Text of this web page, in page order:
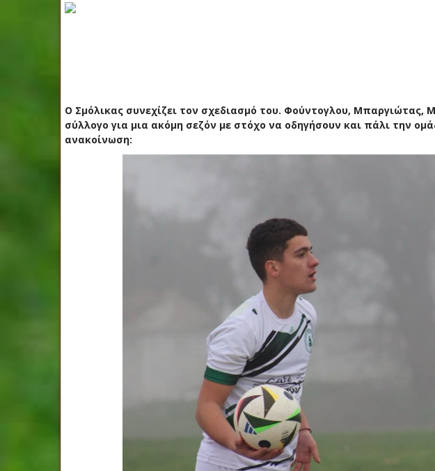
Ο Σμόλικας συνεχίζει τον σχεδιασμό του. Φούντογλου, Μπαργιώτας,
σύλλογο για μια ακόμη σεζόν με στόχο να οδηγήσουν και πάλι την
ανακοίνωση: